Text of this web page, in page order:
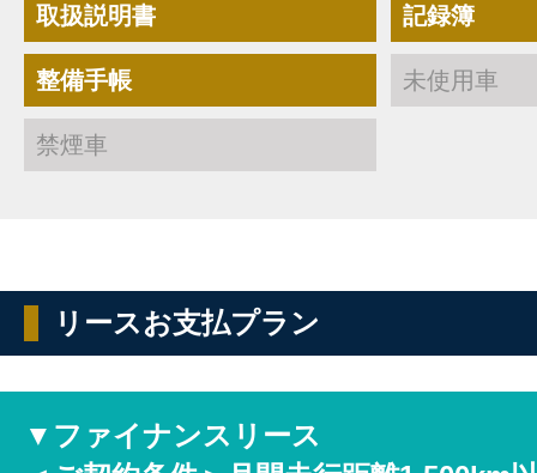
取扱説明書 記録簿
整備手帳 未使用車
禁煙車
リースお支払プラン
▼ファイナンスリース